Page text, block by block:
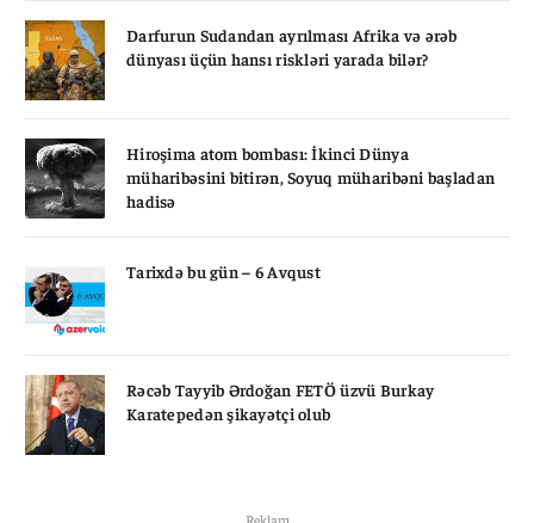
Darfurun Sudandan ayrılması Afrika və ərəb
dünyası üçün hansı riskləri yarada bilər?
Hiroşima atom bombası: İkinci Dünya
müharibəsini bitirən, Soyuq müharibəni başladan
hadisə
Tarixdə bu gün – 6 Avqust
Rəcəb Tayyib Ərdoğan FETÖ üzvü Burkay
Karatepedən şikayətçi olub